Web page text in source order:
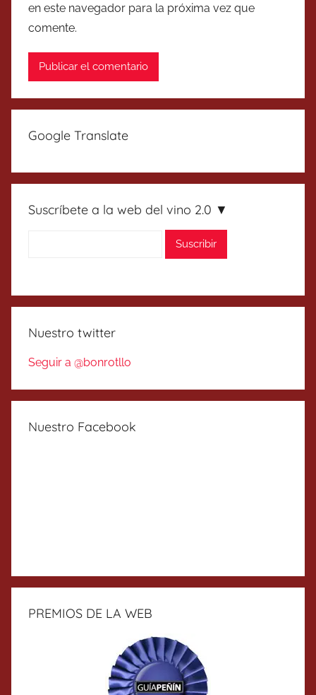
en este navegador para la próxima vez que
comente.
Google Translate
Suscríbete a la web del vino 2.0 ▼
Nuestro twitter
Seguir a @bonrotllo
Nuestro Facebook
PREMIOS DE LA WEB